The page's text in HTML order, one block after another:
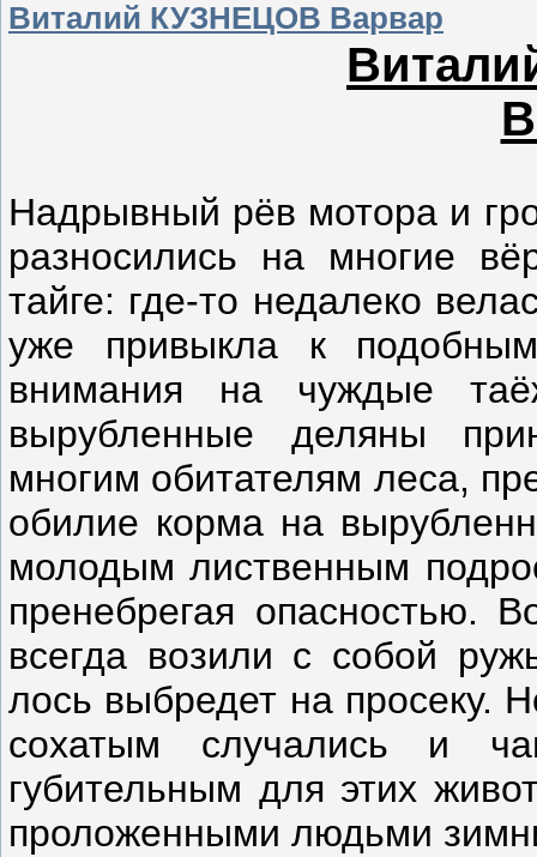
Виталий КУЗНЕЦОВ Варвар
Надрывный рёв мотора и
разносились на многие
тайге: где-то недалеко
уже привыкла к
внимания на чуждые
вырубленные деляны
многим обитателям леса,
обилие корма на
молодым лиственным
пренебрегая опасностью.
всегда возили с собой
лось выбредет на просеку.
сохатым случались и
губительным для этих
проложенными людьми